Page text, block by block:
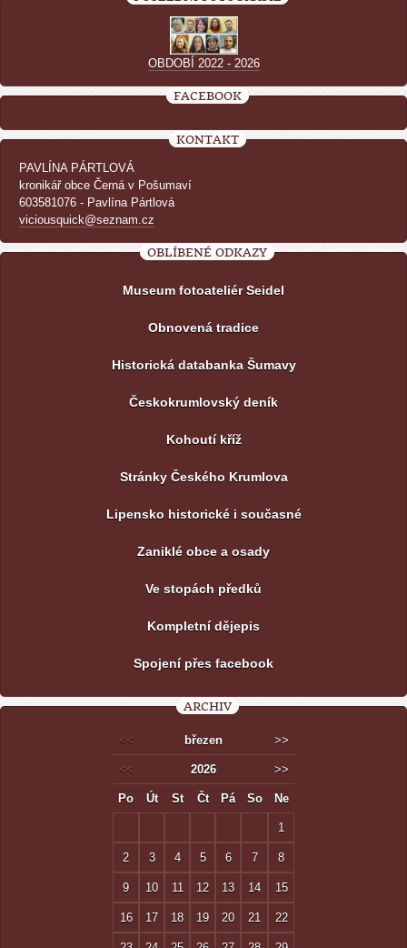
OBDOBÍ 2022 - 2026
FACEBOOK
KONTAKT
PAVLÍNA PÁRTLOVÁ
kronikář obce Černá v Pošumaví
603581076 - Pavlína Pártlová
viciousquick@seznam.cz
OBLÍBENÉ ODKAZY
Museum fotoateliér Seidel
Obnovená tradice
Historická databanka Šumavy
Českokrumlovský deník
Kohoutí kříž
Stránky Českého Krumlova
Lipensko historické i současné
Zaniklé obce a osady
Ve stopách předků
Kompletní dějepis
Spojení přes facebook
ARCHIV
<< březen >>
<< 2026 >>
Po Út St Čt Pá So Ne
1
2 3 4 5 6 7 8
9 10 11 12 13 14 15
16 17 18 19 20 21 22